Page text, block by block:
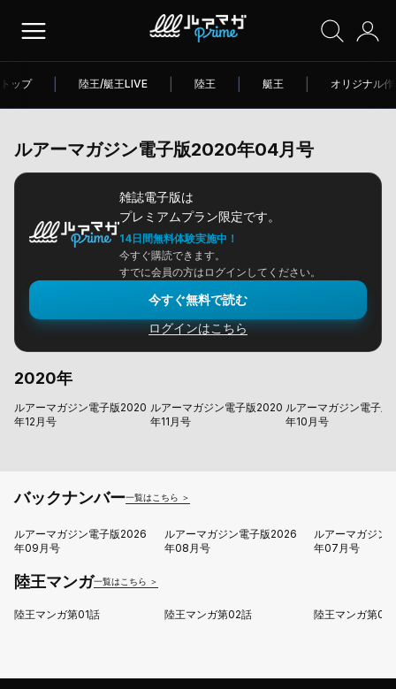
トップ 陸王/艇王LIVE 陸王 艇王 オリジナル
ルアーマガジン電子版2020年04月号
雑誌電子版は
プレミアムプラン限定です。
14日間無料体験実施中！
今すぐ購読できます。
すでに会員の方はログインしてください。
今すぐ無料で読む
ログインはこちら
2020年
ルアーマガジン電子版2020
年12月号
ルアーマガジン電子版2020
年11月号
ルアーマガジン電子
年10月号
バックナンバー一覧はこちら ＞
ルアーマガジン電子版2026
年09月号
ルアーマガジン電子版2026
年08月号
ルアーマガジン
年07月号
陸王マンガ一覧はこちら ＞
陸王マンガ第01話 陸王マンガ第02話 陸王マンガ第03